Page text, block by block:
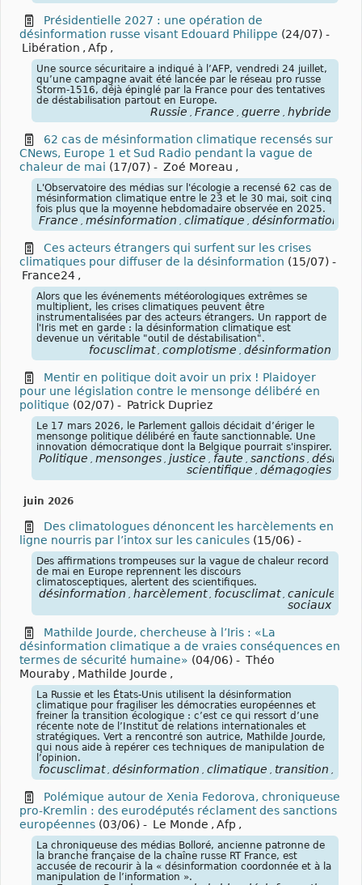
Présidentielle 2027 : une opération de
désinformation russe visant Edouard Philippe (24/07) -
Libération , Afp ,
Une source sécuritaire a indiqué à l’AFP, vendredi 24 juillet,
qu’une campagne avait été lancée par le réseau pro russe
Storm-1516, déjà épinglé par la France pour des tentatives
de déstabilisation partout en Europe.
Russie France guerre hybride
62 cas de mésinformation climatique recensés sur
CNews, Europe 1 et Sud Radio pendant la vague de
chaleur de mai (17/07) - Zoé Moreau ,
L'Observatoire des médias sur l'écologie a recensé 62 cas de
mésinformation climatique entre le 23 et le 30 mai, soit cinq
fois plus que la moyenne hebdomadaire observée en 2025.
France mésinformation climatique désinformation
Ces acteurs étrangers qui surfent sur les crises
climatiques pour diffuser de la désinformation (15/07) -
France24 ,
Alors que les événements météorologiques extrêmes se
multiplient, les crises climatiques peuvent être
instrumentalisées par des acteurs étrangers. Un rapport de
l'Iris met en garde : la désinformation climatique est
devenue un véritable "outil de déstabilisation".
focusclimat complotisme désinformation
Mentir en politique doit avoir un prix ! Plaidoyer
pour une législation contre le mensonge délibéré en
politique (02/07) - Patrick Dupriez
Le 17 mars 2026, le Parlement gallois décidait d’ériger le
mensonge politique délibéré en faute sanctionnable. Une
innovation démocratique dont la Belgique pourrait s'inspirer.
Politique mensonges justice faute sanctions
scientifique
démagogies
juin 2026
Des climatologues dénoncent les harcèlements en
ligne nourris par l’intox sur les canicules (15/06) -
Des affirmations trompeuses sur la vague de chaleur record
de mai en Europe reprennent les discours
climatosceptiques, alertent des scientifiques.
désinformation harcèlement focusclimat canicule
sociaux
Mathilde Jourde, chercheuse à l’Iris : «La
désinformation climatique a de vraies conséquences en
termes de sécurité humaine» (04/06) - Théo
Mouraby , Mathilde Jourde ,
La Russie et les États-Unis utilisent la désinformation
climatique pour fragiliser les démocraties européennes et
freiner la transition écologique : c’est ce qui ressort d’une
récente note de l’Institut de relations internationales et
stratégiques. Vert a rencontré son autrice, Mathilde Jourde,
qui nous aide à repérer ces techniques de manipulation de
l’opinion.
focusclimat désinformation climatique transition
Polémique autour de Xenia Fedorova, chroniqueuse
pro-Kremlin : des eurodéputés réclament des sanctions
européennes (03/06) - Le Monde , Afp ,
La chroniqueuse des médias Bolloré, ancienne patronne de
la branche française de la chaîne russe RT France, est
accusée de recourir à la « désinformation coordonnée et à la
manipulation de l’information ».